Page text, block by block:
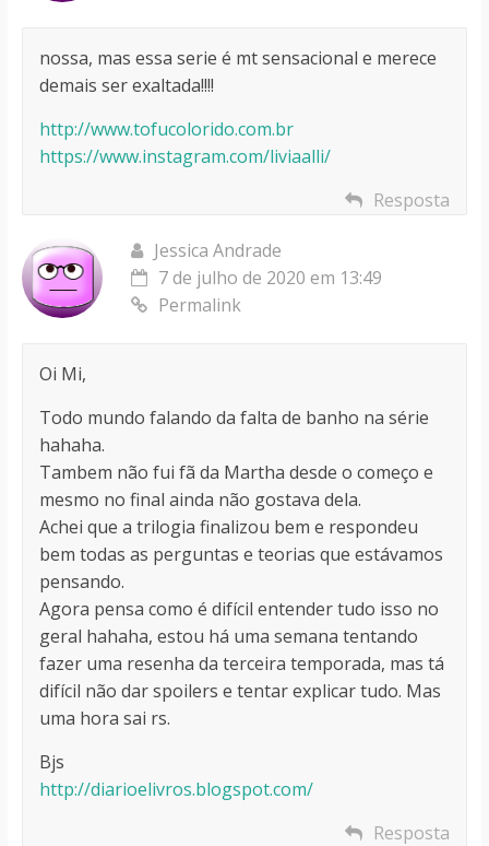
nossa, mas essa serie é mt sensacional e merece
demais ser exaltada!!!!
http://www.tofucolorido.com.br
https://www.instagram.com/liviaalli/
Resposta
Jessica Andrade
7 de julho de 2020 em 13:49
Permalink
Oi Mi,
Todo mundo falando da falta de banho na série
hahaha.
Tambem não fui fã da Martha desde o começo e
mesmo no final ainda não gostava dela.
Achei que a trilogia finalizou bem e respondeu
bem todas as perguntas e teorias que estávamos
pensando.
Agora pensa como é difícil entender tudo isso no
geral hahaha, estou há uma semana tentando
fazer uma resenha da terceira temporada, mas tá
difícil não dar spoilers e tentar explicar tudo. Mas
uma hora sai rs.
Bjs
http://diarioelivros.blogspot.com/
Resposta